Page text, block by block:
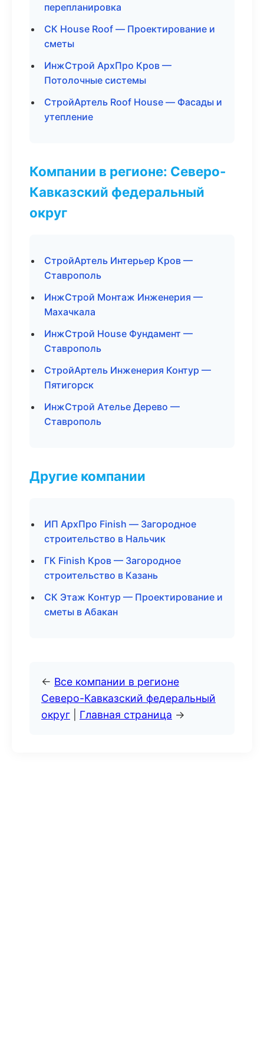
перепланировка
СК House Roof — Проектирование и
сметы
ИнжСтрой АрхПро Кров —
Потолочные системы
СтройАртель Roof House — Фасады и
утепление
Компании в регионе: Северо-
Кавказский федеральный
округ
СтройАртель Интерьер Кров —
Ставрополь
ИнжСтрой Монтаж Инженерия —
Махачкала
ИнжСтрой House Фундамент —
Ставрополь
СтройАртель Инженерия Контур —
Пятигорск
ИнжСтрой Ателье Дерево —
Ставрополь
Другие компании
ИП АрхПро Finish — Загородное
строительство в Нальчик
ГК Finish Кров — Загородное
строительство в Казань
СК Этаж Контур — Проектирование и
сметы в Абакан
← Все компании в регионе
Северо-Кавказский федеральный
округ
Главная страница →